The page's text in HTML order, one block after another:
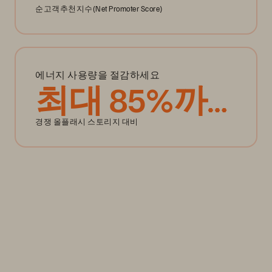
순고객추천지수(Net Promoter Score)
에너지 사용량을 절감하세요
최대 85%까
지
경쟁 올플래시 스토리지 대비